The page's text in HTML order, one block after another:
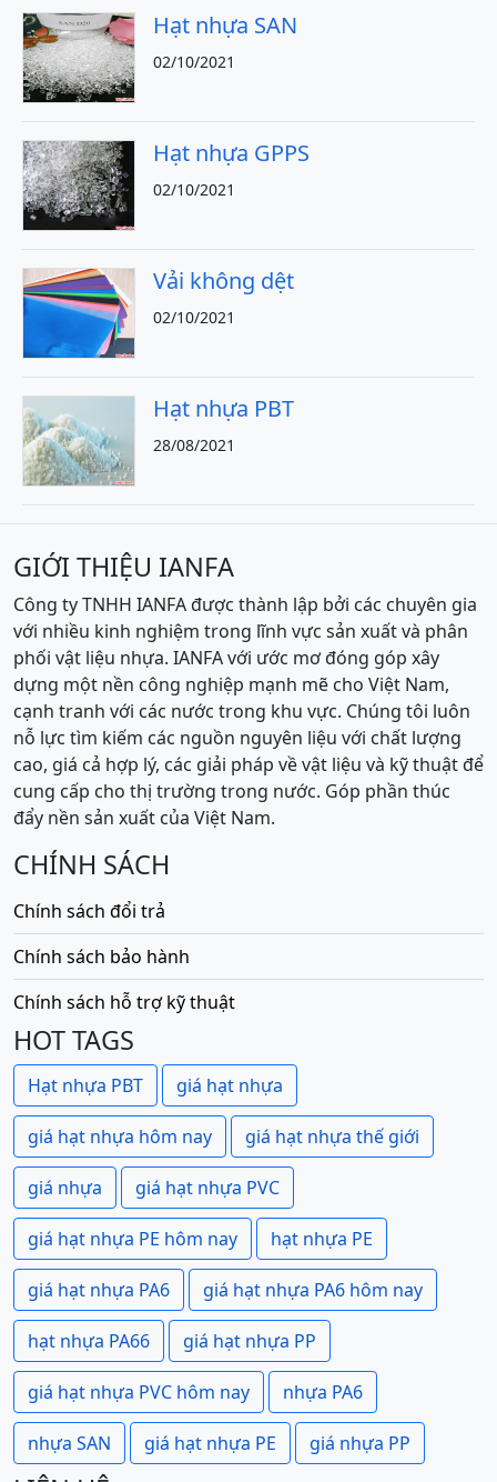
Hạt nhựa SAN
02/10/2021
Hạt nhựa GPPS
02/10/2021
Vải không dệt
02/10/2021
Hạt nhựa PBT
28/08/2021
GIỚI THIỆU IANFA
Công ty TNHH IANFA được thành lập bởi các chuyên gia
với nhiều kinh nghiệm trong lĩnh vực sản xuất và phân
phối vật liệu nhựa. IANFA với ước mơ đóng góp xây
dựng một nền công nghiệp mạnh mẽ cho Việt Nam,
cạnh tranh với các nước trong khu vực. Chúng tôi luôn
nỗ lực tìm kiếm các nguồn nguyên liệu với chất lượng
cao, giá cả hợp lý, các giải pháp về vật liệu và kỹ thuật để
cung cấp cho thị trường trong nước. Góp phần thúc
đẩy nền sản xuất của Việt Nam.
CHÍNH SÁCH
Chính sách đổi trả
Chính sách bảo hành
Chính sách hỗ trợ kỹ thuật
HOT TAGS
Hạt nhựa PBT giá hạt nhựa
giá hạt nhựa hôm nay giá hạt nhựa thế giới
giá nhựa giá hạt nhựa PVC
giá hạt nhựa PE hôm nay hạt nhựa PE
giá hạt nhựa PA6 giá hạt nhựa PA6 hôm nay
hạt nhựa PA66 giá hạt nhựa PP
giá hạt nhựa PVC hôm nay nhựa PA6
nhựa SAN giá hạt nhựa PE giá nhựa PP